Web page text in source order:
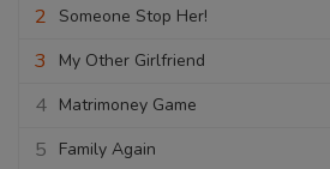
2 Someone Stop Her!
3 My Other Girlfriend
4 Matrimoney Game
5 Family Again